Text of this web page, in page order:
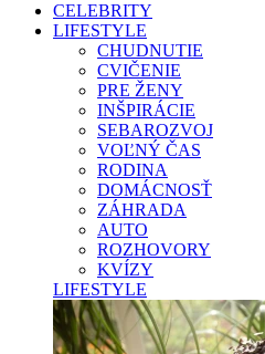
CELEBRITY
LIFESTYLE
CHUDNUTIE
CVIČENIE
PRE ŽENY
INŠPIRÁCIE
SEBAROZVOJ
VOĽNÝ ČAS
RODINA
DOMÁCNOSŤ
ZÁHRADA
AUTO
ROZHOVORY
KVÍZY
LIFESTYLE